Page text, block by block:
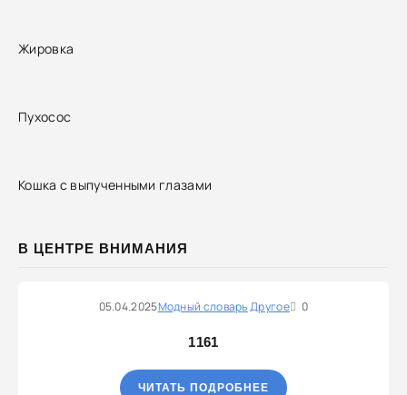
Жировка
Пухосос
Кошка с выпученными глазами
В ЦЕНТРЕ ВНИМАНИЯ
05.04.2025Модный словарьДругое 0
1161
ЧИТАТЬ ПОДРОБНЕЕ